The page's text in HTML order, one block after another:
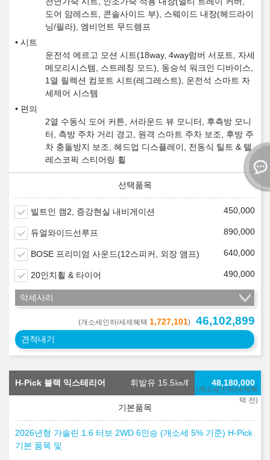
도어 암레스트, 콘솔사이드 부), 스웨이드 내장(헤드라이
닝/필라), 엠비언트 무드램프
시트
운전석 에르고 모션 시트(18way, 4way럼버 서포트, 자세
메모리시스템, 스트레칭 모드), 동승석 워크인 디바이스,
1열 릴렉션 컴포트 시트(레그레스트), 운전석 스마트 자
세제어 시스템
편의
2열 수동식 도어 커튼, 서라운드 뷰 모니터, 후측방 모니
터, 측방 주차 거리 경고, 원격 스마트 주차 보조, 후방 주
차 충돌방지 보조, 헤드업 디스플레이, 전동식 틸트 & 텔
레스코픽 스티어링 휠
빌트인 캠2, 증강현실 내비게이션 450,000
듀얼와이드선루프 890,000
BOSE 프리미엄 사운드(12스피커, 외장 앰프) 640,000
20인치휠 & 타이어 490,000
악세사리
(개소세인하/세제혜택 1,727,101) 46,102,899
견적내기
H-Pick 블랙 익스테리어 휘발유 15.5㎞/ℓ
(개소세인하/세제혜
택 전)
48,180,000
2026년형 가솔린 1.6 터보 2WD 6인승 (개소세 5% 기준) H-Pick
기본 품목 및